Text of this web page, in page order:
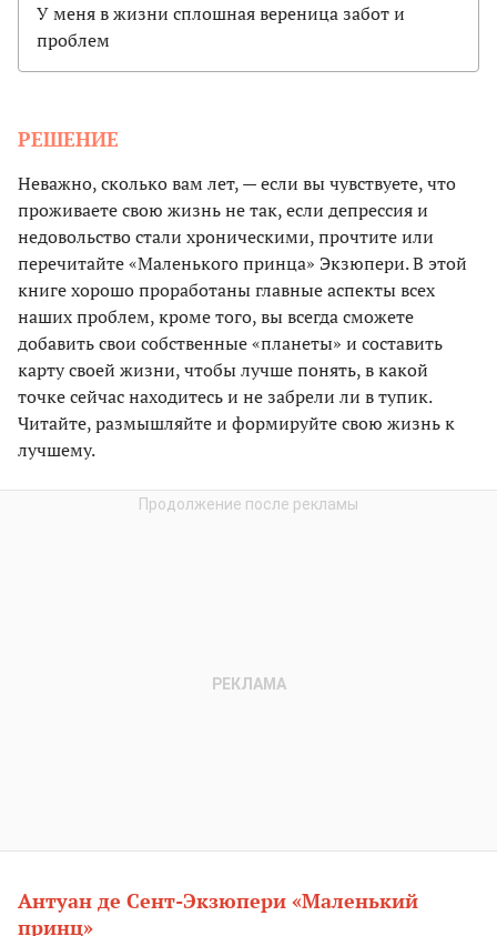
У меня в жизни сплошная вереница забот и
проблем
РЕШЕНИЕ
Неважно, сколько вам лет, — если вы чувствуете, что
проживаете свою жизнь не так, если депрессия и
недовольство стали хроническими, прочтите или
перечитайте «Маленького принца» Экзюпери. В этой
книге хорошо проработаны главные аспекты всех
наших проблем, кроме того, вы всегда сможете
добавить свои собственные «планеты» и составить
карту своей жизни, чтобы лучше понять, в какой
точке сейчас находитесь и не забрели ли в тупик.
Читайте, размышляйте и формируйте свою жизнь к
лучшему.
Антуан де Сент-Экзюпери «Маленький
принц»